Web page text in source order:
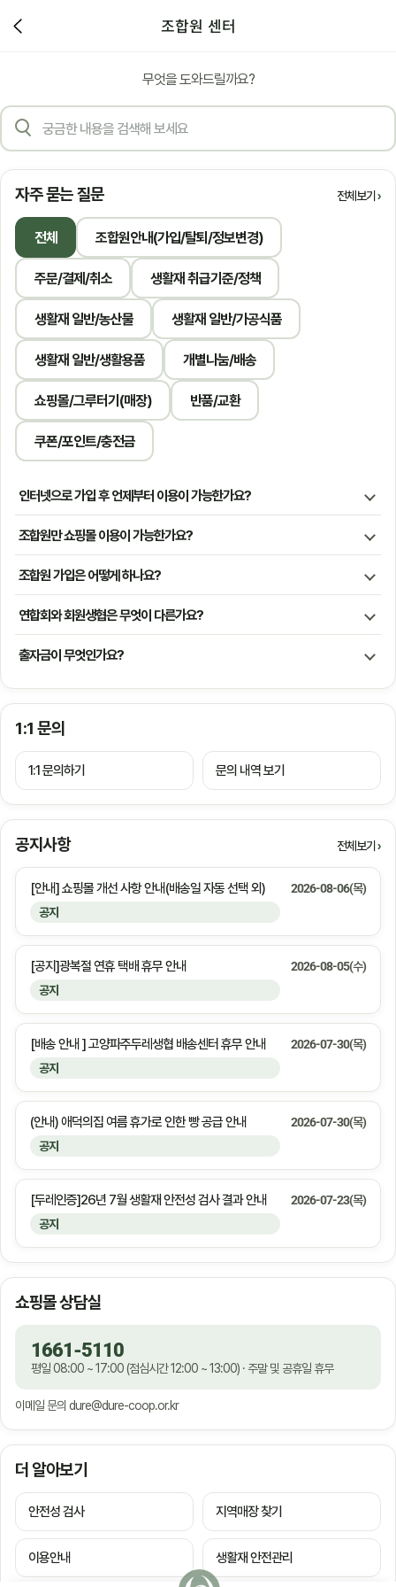
조합원 센터
무엇을 도와드릴까요?
자주 묻는 질문 전체보기
전체 조합원안내(가입/탈퇴/정보변경)
주문/결제/취소 생활재 취급기준/정책
생활재 일반/농산물 생활재 일반/가공식품
생활재 일반/생활용품 개별나눔/배송
쇼핑몰/그루터기(매장) 반품/교환
쿠폰/포인트/충전금
인터넷으로 가입 후 언제부터 이용이 가능한가요?
조합원만 쇼핑몰 이용이 가능한가요?
조합원 가입은 어떻게 하나요?
연합회와 회원생협은 무엇이 다른가요?
출자금이 무엇인가요?
1:1 문의
1:1 문의하기 문의 내역 보기
공지사항 전체보기
공지
[안내] 쇼핑몰 개선 사항 안내(배송일 자동 선택 외) 2026-08-06(목)
공지
[공지]광복절 연휴 택배 휴무 안내 2026-08-05(수)
공지
[배송 안내 ] 고양파주두레생협 배송센터 휴무 안내 2026-07-30(목)
공지
(안내) 애덕의집 여름 휴가로 인한 빵 공급 안내 2026-07-30(목)
공지
[두레인증]26년 7월 생활재 안전성 검사 결과 안내 2026-07-23(목)
쇼핑몰 상담실
1661-5110
평일 08:00 ~ 17:00 (점심시간 12:00 ~ 13:00) · 주말 및 공휴일 휴무
이메일 문의 dure@dure-coop.or.kr
더 알아보기
안전성 검사 지역매장 찾기
이용안내 생활재 안전관리